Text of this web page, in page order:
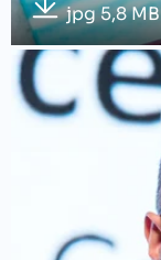
jpg 5,8 MB